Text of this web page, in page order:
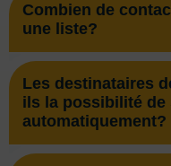
Combien de
une liste?
Les destinataires
ils la possibilité de
automatiquement?